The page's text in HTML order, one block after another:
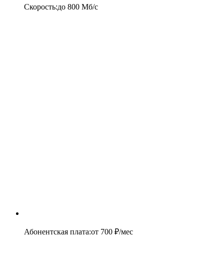
Скорость:до 800 Мб/c
Абонентская плата:от 700 ₽/мес